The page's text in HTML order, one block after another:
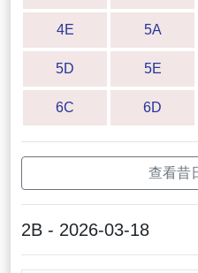
4E 5A
5D 5E
6C 6D
查看昔
2B - 2026-03-18